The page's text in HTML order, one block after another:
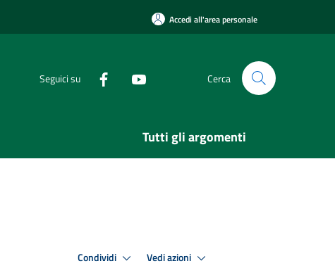
Accedi all'area personale
Seguici su Cerca
Tutti gli argomenti
Condividi Vedi azioni